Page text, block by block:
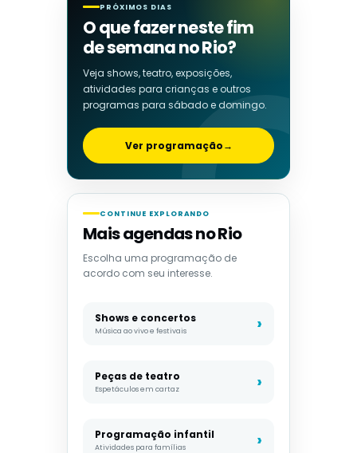
PRÓXIMOS DIAS
O que fazer neste fim
de semana no Rio?
Veja shows, teatro, exposições,
atividades para crianças e outros
programas para sábado e domingo.
Ver programação→
CONTINUE EXPLORANDO
Mais agendas no Rio
Escolha uma programação de
acordo com seu interesse.
Shows e concertos
Música ao vivo e festivais
Peças de teatro
Espetáculos em cartaz
Programação infantil
Atividades para famílias